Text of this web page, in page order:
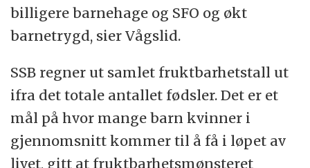
billigere barnehage og SFO og økt
barnetrygd, sier Vågslid.
SSB regner ut samlet fruktbarhetstall ut
ifra det totale antallet fødsler. Det er et
mål på hvor mange barn kvinner i
gjennomsnitt kommer til å få i løpet av
livet, gitt at fruktbarhetsmønsteret